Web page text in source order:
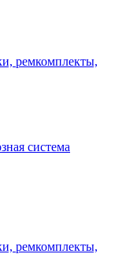
ремкомплекты,
система
ремкомплекты,